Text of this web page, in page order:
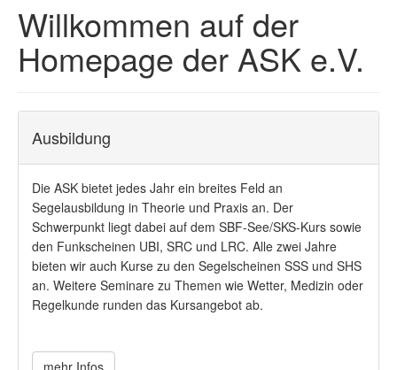
Willkommen auf der
Homepage der ASK e.V.
Ausbildung
Die ASK bietet jedes Jahr ein breites Feld an
Segelausbildung in Theorie und Praxis an. Der
Schwerpunkt liegt dabei auf dem SBF-See/SKS-Kurs sowie
den Funkscheinen UBI, SRC und LRC. Alle zwei Jahre
bieten wir auch Kurse zu den Segelscheinen SSS und SHS
an. Weitere Seminare zu Themen wie Wetter, Medizin oder
Regelkunde runden das Kursangebot ab.
mehr Infos